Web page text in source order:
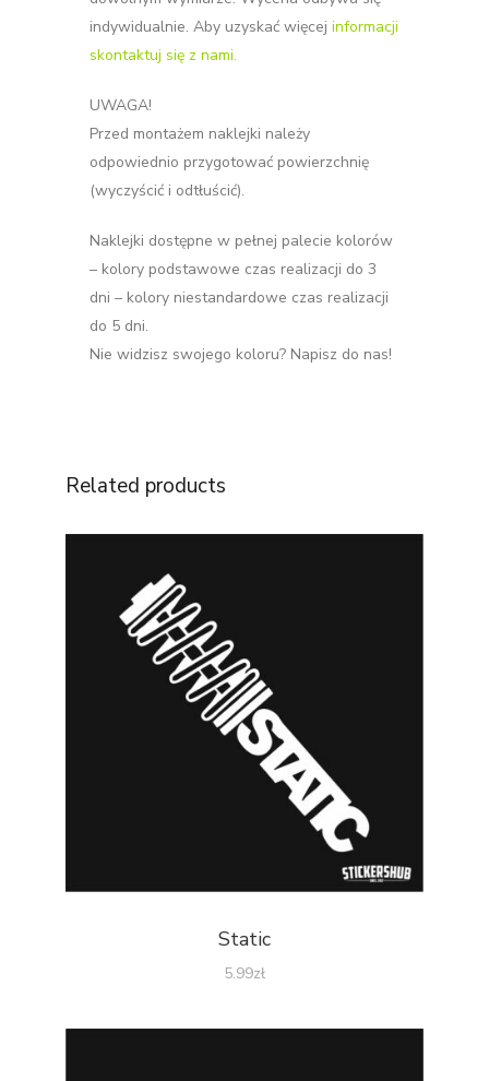
indywidualnie. Aby uzyskać więcejinformacji
skontaktuj się z nami.
UWAGA!
Przed montażem naklejki należy
odpowiednio przygotować powierzchnię
(wyczyścić i odtłuścić).
Naklejki dostępne w pełnej palecie kolorów
– kolory podstawowe czas realizacji do 3
dni – kolory niestandardowe czas realizacji
do 5 dni.
Nie widzisz swojego koloru? Napisz do nas!
Related products
Static
5.99zł